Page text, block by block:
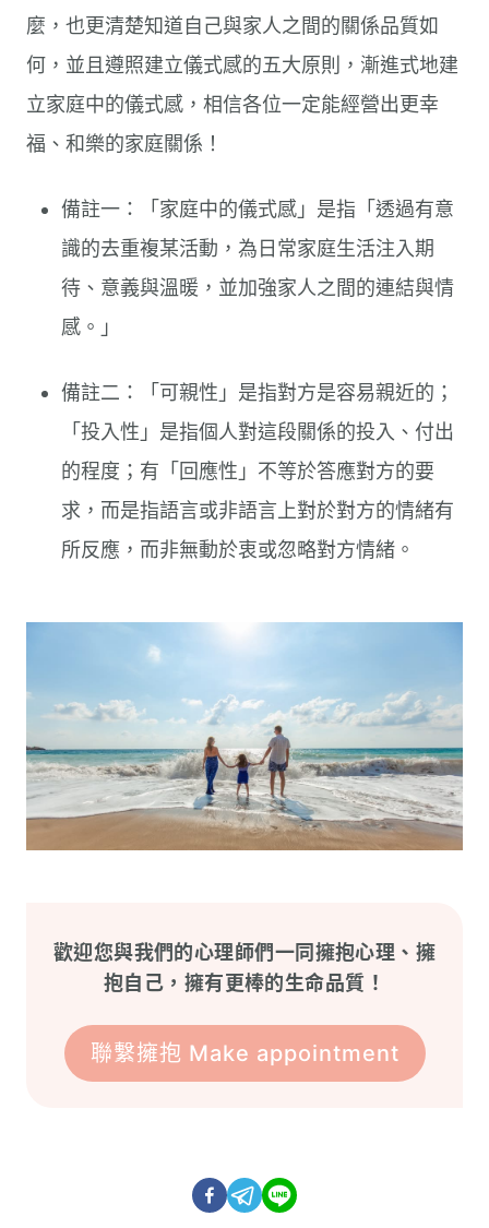
麼，也更清楚知道自己與家人之間的關係品質如
何，並且遵照建立儀式感的五大原則，漸進式地建
立家庭中的儀式感，相信各位一定能經營出更幸
福、和樂的家庭關係！
備註一：「家庭中的儀式感」是指「透過有意
識的去重複某活動，為日常家庭生活注入期
待、意義與溫暖，並加強家人之間的連結與情
感。」
備註二：「可親性」是指對方是容易親近的；
「投入性」是指個人對這段關係的投入、付出
的程度；有「回應性」不等於答應對方的要
求，而是指語言或非語言上對於對方的情緒有
所反應，而非無動於衷或忽略對方情緒。
歡迎您與我們的心理師們一同擁抱心理、擁
抱自己，擁有更棒的生命品質！
聯繫擁抱 Make appointment